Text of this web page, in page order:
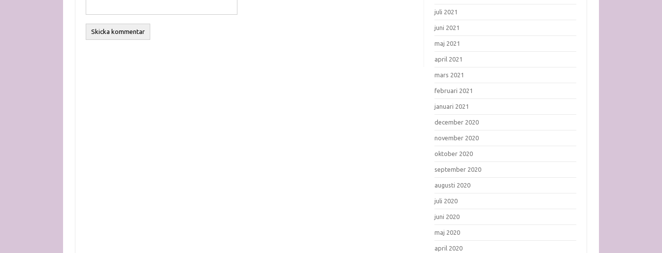
juli 2021
juni 2021
maj 2021
april 2021
mars 2021
februari 2021
januari 2021
december 2020
november 2020
oktober 2020
september 2020
augusti 2020
juli 2020
juni 2020
maj 2020
april 2020